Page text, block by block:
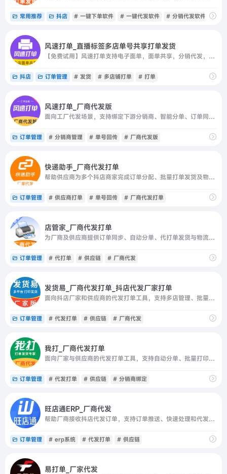
常用推荐 抖店 # 一键下单软件 # 一键代发软件 # 分销代发软件
风速打单_直播标签多店单号共享打单发货
【免费试用】风速打单支持电子面单，面单共享，分销代发，一件代发打单，自动推送代发订单，自动发货，智能合并订单，快递单打印、发货单、备货单、拿货标签打印；支持批量打印，批量发货，打单发货，超强筛单
抖店 订单管理 # 发货 # 多店铺打单 # 打单
风速打单_厂商代发版
面向工厂代发场景，支持绑定下游分销商、智能分单、订单同步、批量打单和物流单号回传。
订单管理 # 分销商管理 # 单号回传 # 厂商代发版
快递助手_厂商代发打单
帮助供应商为多个抖店商家完成订单分配、批量打单发货及物流单号自动回传。
订单管理 # 供应商打单 # 单号回传 # 厂商代发打单
店管家_厂商代发打单
为厂商及供应商提供订单同步、自动分单、代打单发货与物流单号回传。
订单管理 # 代打单 # 供应链 # 厂商代发
发货易_厂商代发打单_抖店代发厂家打单
面向抖店厂家和供应商的代发打单工具，支持多店管理、批量打印与发货。
订单管理 # 代发打单 # 供应链 # 厂商代发
我打_厂商代发打单
面向厂家与供应商的代发打单工具，支持自动分单、批量打印和单号回传。
订单管理 # 代发打单 # 供应链 # 分销商绑定
旺店通ERP_厂商代发
帮助厂商接收抖店代发订单，支持订单推送、快速处理和代发打单。
订单管理 # erp系统 # 代发打单 # 供应链
易打单_厂家代发